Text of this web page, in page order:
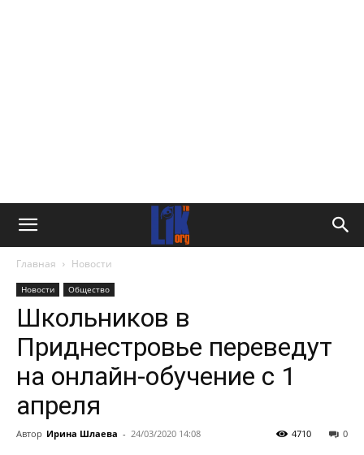
Главная Новости
Новости Общество
Школьников в
Приднестровье переведут
на онлайн-обучение с 1
апреля
Автор Ирина Шлаева - 24/03/2020 14:08 0
4710